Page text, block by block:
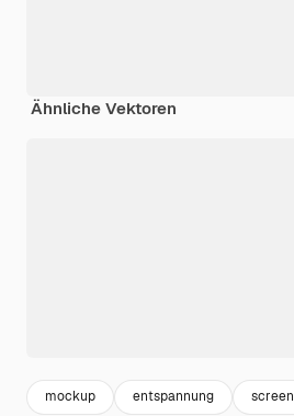
Ähnliche Vektoren
mockup entspannung screen